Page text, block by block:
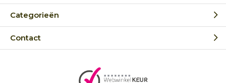
Categorieën
Contact